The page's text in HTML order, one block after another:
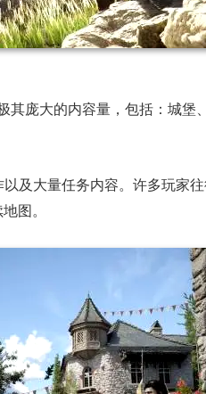
其庞大的内容量，包括：城堡
及大量任务内容。许多玩家
图。
大
的囧图